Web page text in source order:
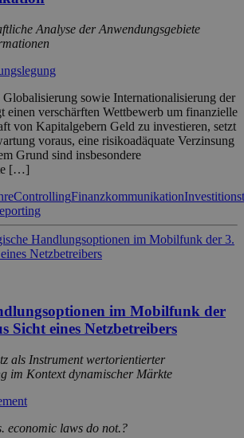
Analyse der Anwendungsgebiete
sowie Internationalisierung der
einen verschärften Wettbewerb um finanzielle
von Kapitalgebern Geld zu investieren, setzt
voraus, eine risikoadäquate Verzinsung
Grund sind insbesondere
[…]
ControllingFinanzkommunikation
im Mobilfunk der
Sicht eines Netzbetreibers
als Instrument wertorientierter
im Kontext dynamischer Märkte
economic laws do not.?